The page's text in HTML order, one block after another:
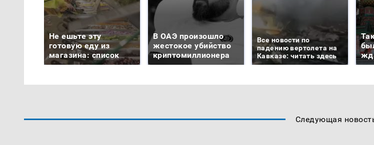
Не ешьте эту
готовую еду из
магазина: список
В ОАЭ произошло
жестокое убийство
криптомиллионера
Все новости по
падению вертолета на
Кавказе: читать здесь
Следующая